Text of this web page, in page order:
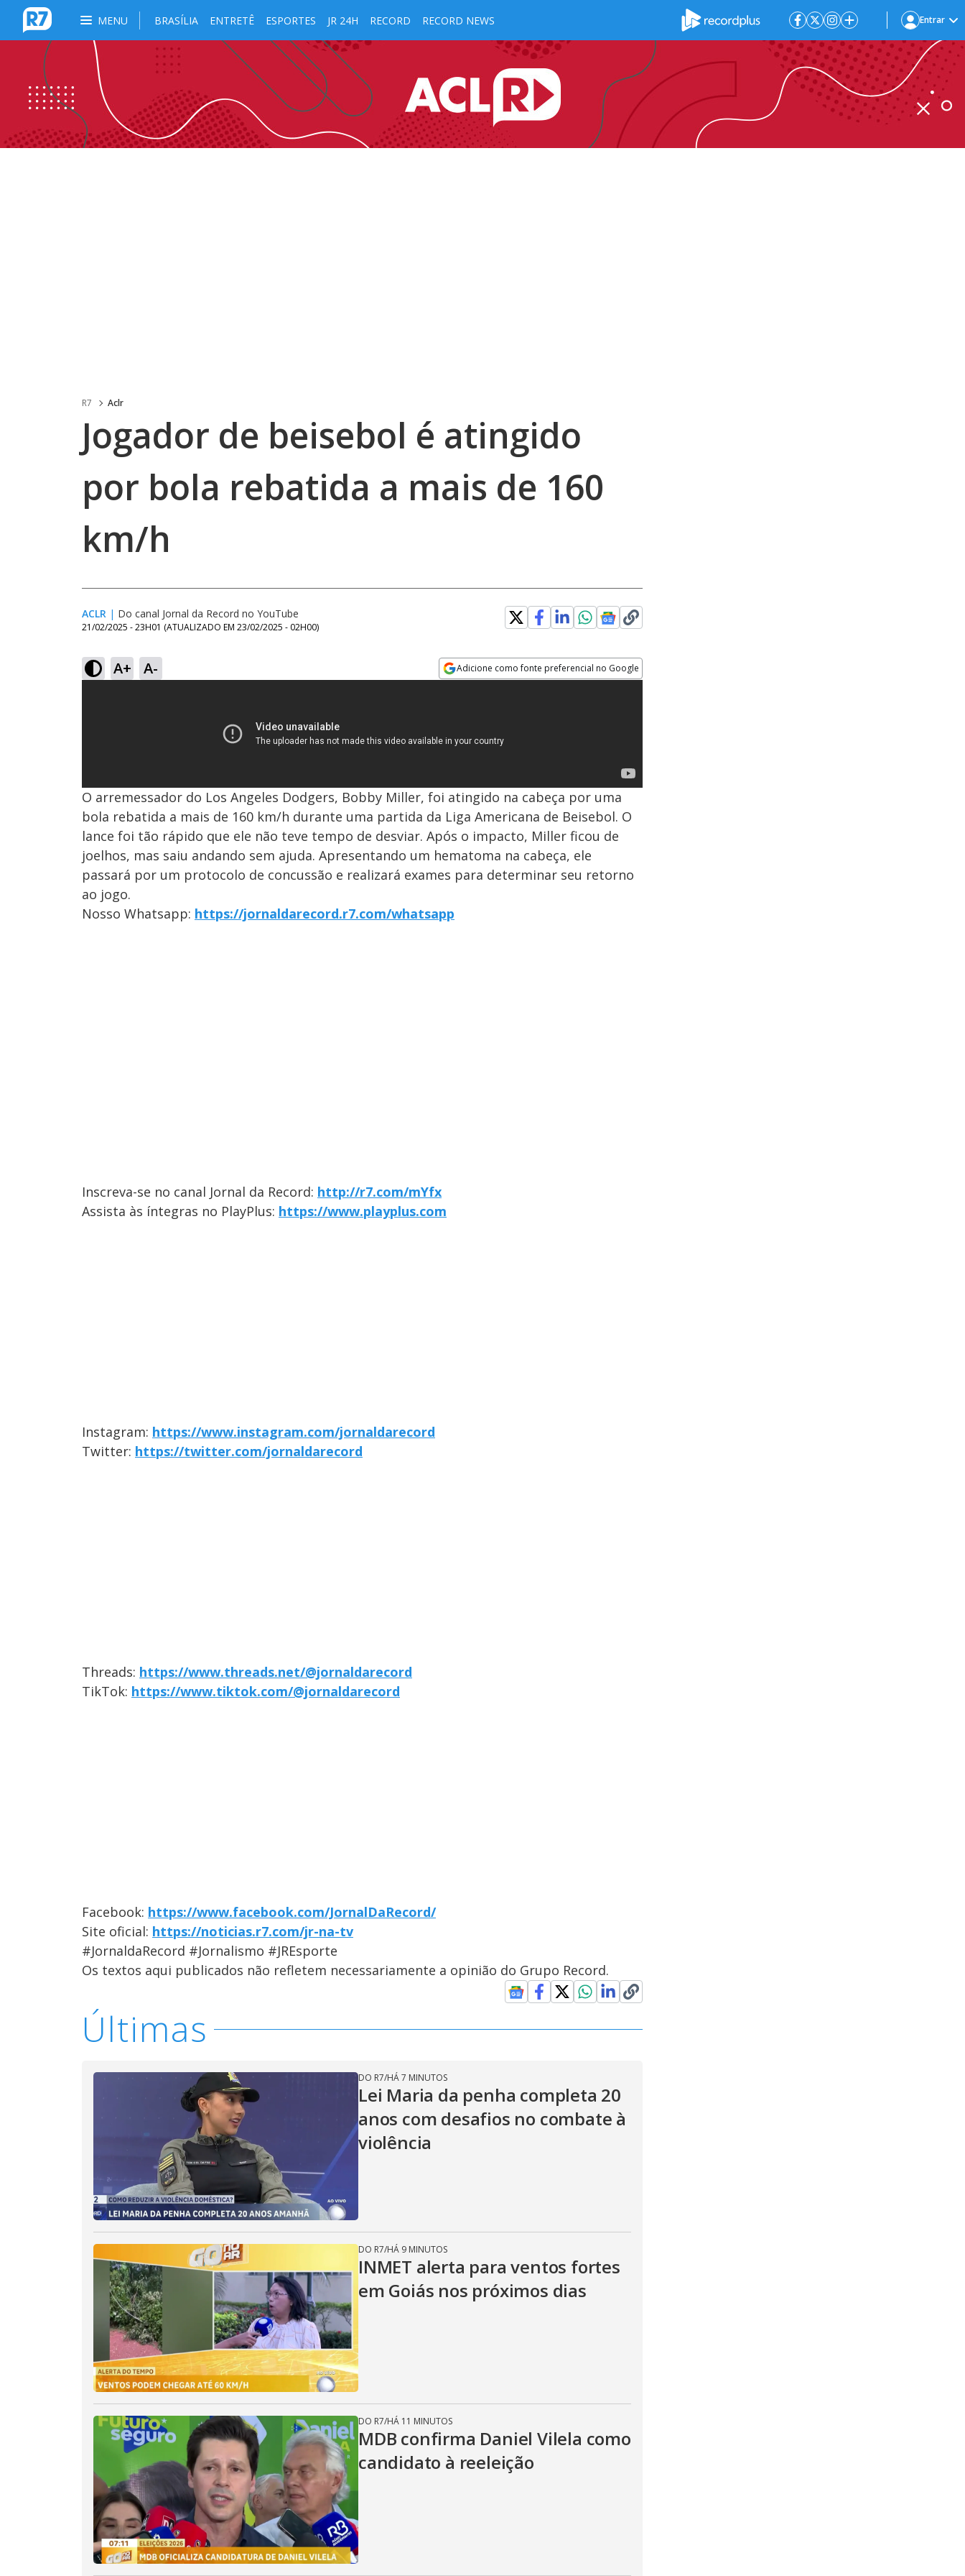
MENU BRASÍLIA ENTRETÊ ESPORTES JR 24H RECORD RECORD NEWS Entrar
R7 Aclr
Jogador de beisebol é atingido
por bola rebatida a mais de 160
km/h
ACLR | Do canal Jornal da Record no YouTube
21/02/2025 - 23H01 (ATUALIZADO EM 23/02/2025 - 02H00)
A+ A- Adicione como fonte preferencial no Google
O arremessador do Los Angeles Dodgers, Bobby Miller, foi atingido na cabeça por uma
bola rebatida a mais de 160 km/h durante uma partida da Liga Americana de Beisebol. O
lance foi tão rápido que ele não teve tempo de desviar. Após o impacto, Miller ficou de
joelhos, mas saiu andando sem ajuda. Apresentando um hematoma na cabeça, ele
passará por um protocolo de concussão e realizará exames para determinar seu retorno
ao jogo.
Nosso Whatsapp: https://jornaldarecord.r7.com/whatsapp
Inscreva-se no canal Jornal da Record: http://r7.com/mYfx
Assista às íntegras no PlayPlus: https://www.playplus.com
Instagram: https://www.instagram.com/jornaldarecord
Twitter: https://twitter.com/jornaldarecord
Threads: https://www.threads.net/@jornaldarecord
TikTok: https://www.tiktok.com/@jornaldarecord
Facebook: https://www.facebook.com/JornalDaRecord/
Site oficial: https://noticias.r7.com/jr-na-tv
#JornaldaRecord #Jornalismo #JREsporte
Os textos aqui publicados não refletem necessariamente a opinião do Grupo Record.
Últimas
DO R7/HÁ 7 MINUTOS
Lei Maria da penha completa 20
anos com desafios no combate à
violência
DO R7/HÁ 9 MINUTOS
INMET alerta para ventos fortes
em Goiás nos próximos dias
DO R7/HÁ 11 MINUTOS
MDB confirma Daniel Vilela como
candidato à reeleição